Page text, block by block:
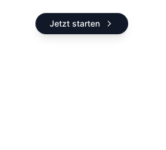
Jetzt starten